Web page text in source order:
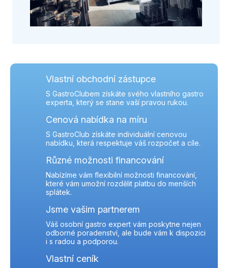
Vlastní obchodní zástupce
S GastroClubem získáte svého vlastního gastro
experta, který se stane vaší pravou rukou.
Cenová nabídka na míru
S GastroClub získáte individuální cenovou
nabídku, která respektuje váš rozpočet a cíle.
Různé možnosti financování
Nabízíme vám flexibilní možnosti financování,
které vám umožní rozdělit platbu do menších
splátek.
Jsme vašim partnerem
Váš osobní gastro expert vám poskytne nejen
odborné poradenství, ale bude vám k dispozici
i s radou a podporou.
Vlastní ceník